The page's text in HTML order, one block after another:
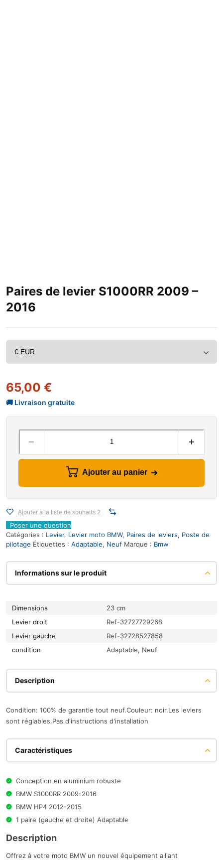
Paires de levier S1000RR 2009 –
2016
65,00 €
Ajouter au panier
Ajouter à la liste de souhaits 2
Poser une question
Catégories : Levier, Levier moto BMW, Paires de leviers, Poste de
pilotage Étiquettes : Adaptable, Neuf Marque : Bmw
Informations sur le produit
Dimensions
23 cm
Levier droit
Ref-32727729268
Levier gauche
Ref-32728527858
condition
Adaptable, Neuf
Description
Condition: 100% de garantie tout neuf.Couleur: noir.Les leviers
sont réglables.Pas d'instructions d'installation
Caractéristiques
Conception en aluminium robuste
BMW S1000RR 2009-2016
BMW HP4 2012-2015
1 paire (gauche et droite) Adaptable
Description
Offrez à votre moto BMW un nouvel équipement alliant